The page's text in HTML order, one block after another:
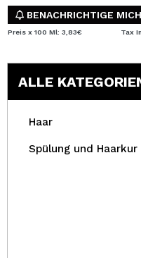
BENACHRICHTIGE MICH
Preis x 100 Ml: 3,83€ Tax
ALLE
Haar
Spülung und Haarkur